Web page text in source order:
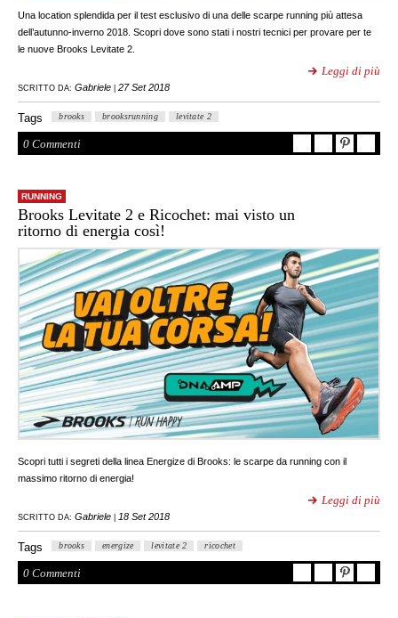
Una location splendida per il test esclusivo di una delle scarpe running più attesa
dell’autunno-inverno 2018. Scopri dove sono stati i nostri tecnici per provare per te
le nuove Brooks Levitate 2.
Leggi di più
SCRITTO DA: Gabriele 27 Set 2018
Tags brooks brooksrunning levitate 2
0 Commenti
RUNNING
Brooks Levitate 2 e Ricochet: mai visto un
ritorno di energia così!
Scopri tutti i segreti della linea Energize di Brooks: le scarpe da running con il
massimo ritorno di energia!
Leggi di più
SCRITTO DA: Gabriele 18 Set 2018
Tags brooks energize levitate 2 ricochet
0 Commenti